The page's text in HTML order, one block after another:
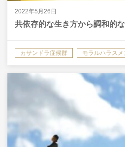
2022年5月26日
共依存的な生き方から調和的
カサンドラ症候群 モラルハラスメ